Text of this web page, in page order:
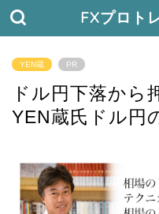
FXプロト
YEN蔵 PR
ドル円下落から
YEN蔵氏ドル円